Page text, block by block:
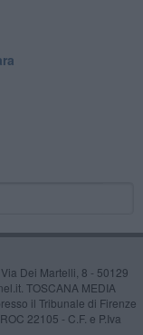
Dei Martelli, 8 - 50129
TOSCANA MEDIA
il Tribunale di Firenze
22105 - C.F. e P.Iva